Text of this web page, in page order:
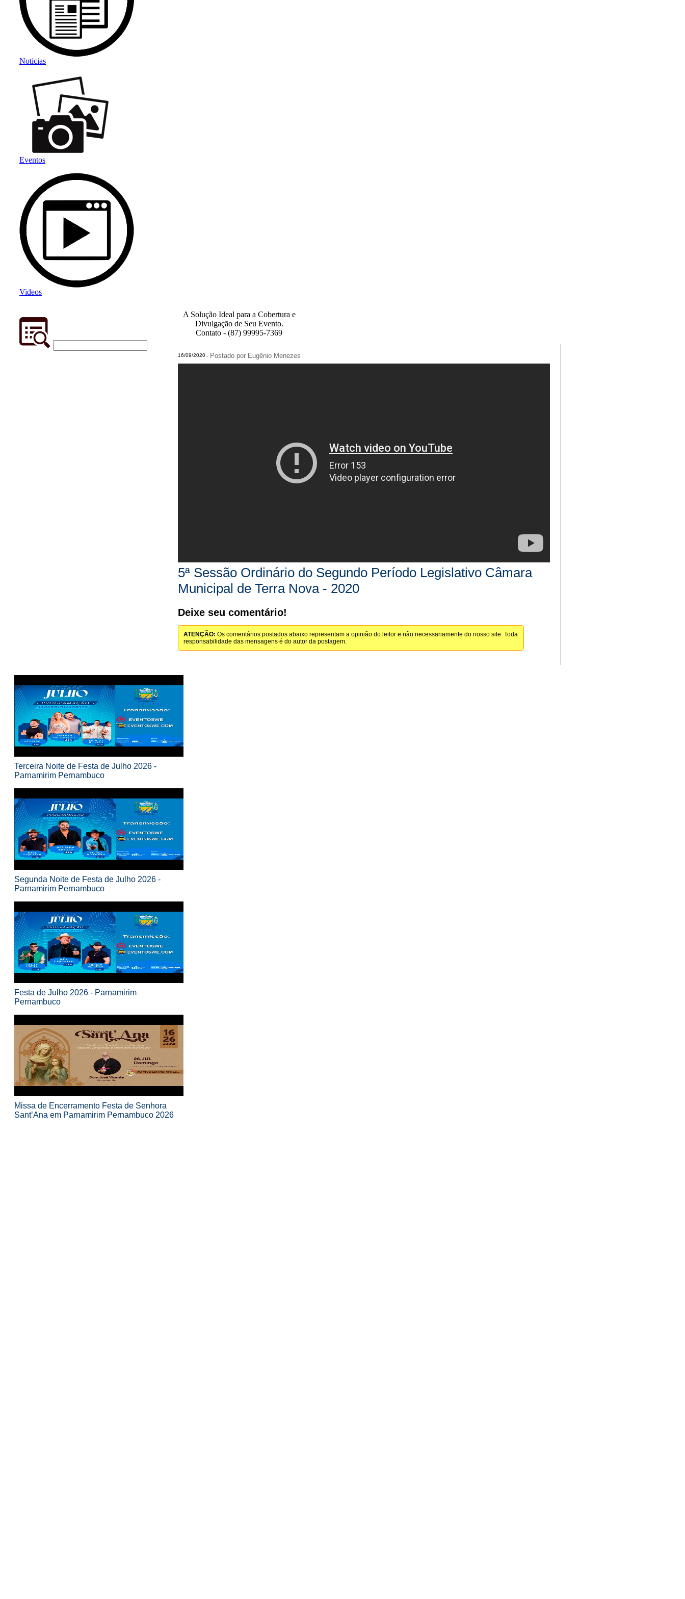
Noticias
Eventos
Videos
A Solução Ideal para a Cobertura e
Divulgação de Seu Evento.
Contato - (87) 99995-7369
16/09/2020- Postado por Eugênio Menezes
5ª Sessão Ordinário do Segundo Período Legislativo Câmara
Municipal de Terra Nova - 2020
Deixe seu comentário!
ATENÇÃO: Os comentários postados abaixo representam a opinião do leitor e não necessariamente do nosso site. Toda
responsabilidade das mensagens é do autor da postagem.
Terceira Noite de Festa de Julho 2026 -
Parnamirim Pernambuco
Segunda Noite de Festa de Julho 2026 -
Parnamirim Pernambuco
Festa de Julho 2026 - Parnamirim
Pernambuco
Missa de Encerramento Festa de Senhora
Sant’Ana em Parnamirim Pernambuco 2026